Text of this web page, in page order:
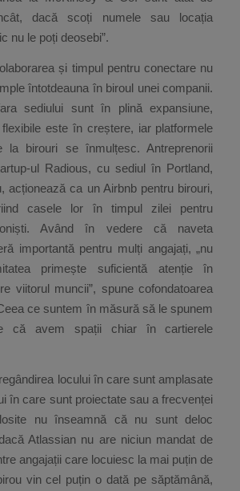
dacă scoți numele sau locația
nu le poți deosebi”.
și timpul pentru conectare nu
întotdeauna în biroul unei companii.
sediului sunt în plină expansiune,
este în creștere, iar platformele
la birouri se înmulțesc. Antreprenorii
ul Radious, cu sediul în Portland,
acționează ca un Airbnb pentru birouri,
casele lor în timpul zilei pentru
Având în vedere că naveta
importantă pentru mulți angajați, „nu
primește suficientă atenție în
viitorul muncii”, spune cofondatoarea
ce suntem în măsură să le spunem
că avem spații chiar în cartierele
locului în care sunt amplasate
în care sunt proiectate sau a frecvenței
nu înseamnă că nu sunt deloc
Atlassian nu are niciun mandat de
angajații care locuiesc la mai puțin de
vin cel puțin o dată pe săptămână,